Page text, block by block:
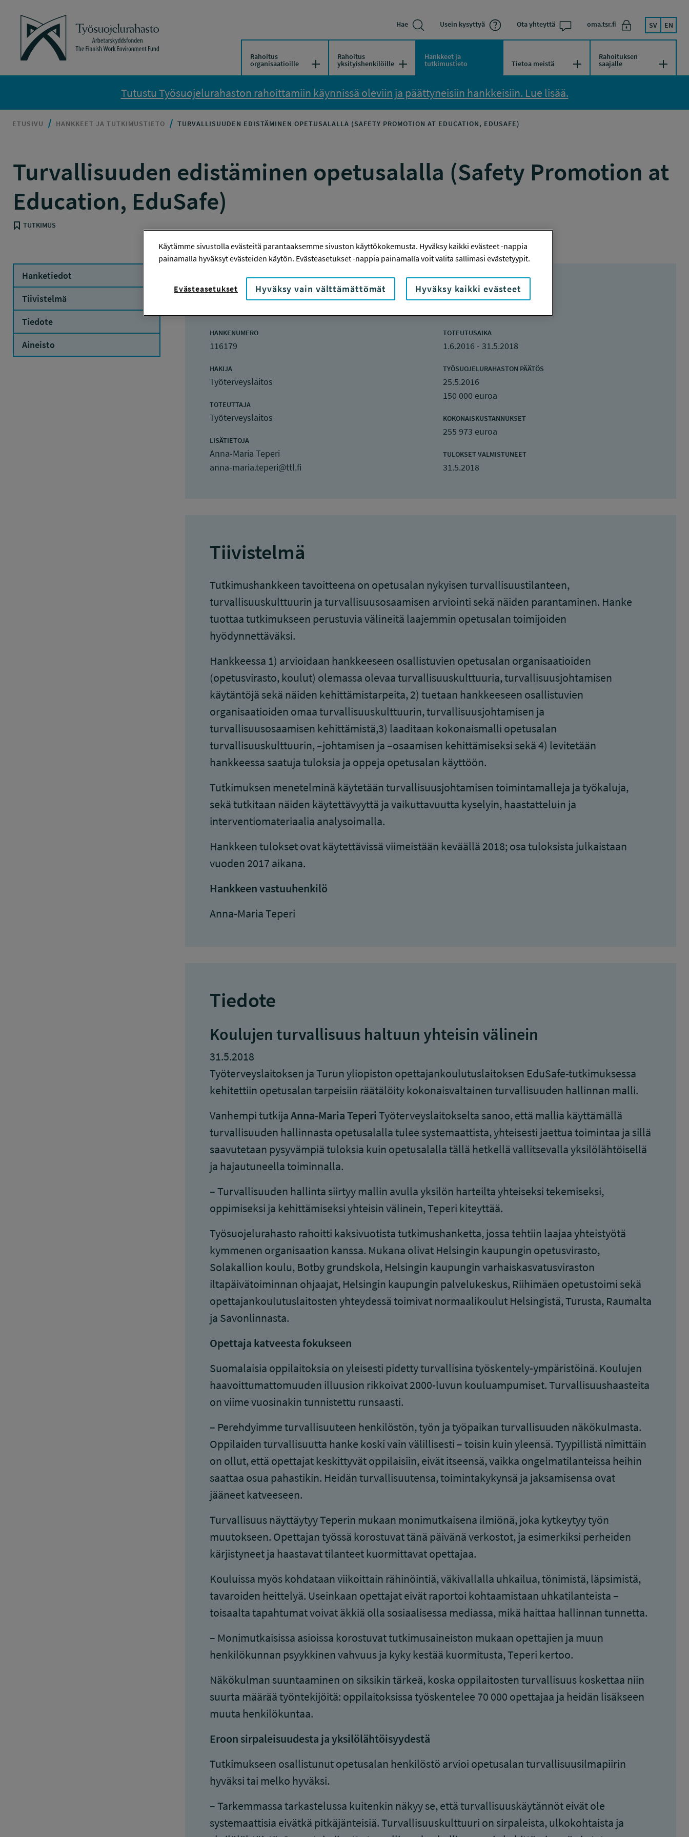
Työsuojelurahasto
Hae Usein kysyttyä Ota yhteyttä oma.tsr.fi SV EN
Rahoitus
organisaatioille Avaa/Sulje valikko
Rahoitus
yksityishenkilöille Avaa/Sulje valikko
Hankkeet ja
tutkimustieto Tietoa meistä Avaa/Sulje valikko
Rahoituksen
saajalle Avaa/
Tutustu Työsuojelurahaston rahoittamiin käynnissä oleviin ja päättyneisiin hankkeisiin. Lue lisää.
ETUSIVU HANKKEET JA TUTKIMUSTIETO TURVALLISUUDEN EDISTÄMINEN OPETUSALALLA (SAFETY PROMOTION AT EDUCATION, EDUSAFE)
Turvallisuuden edistäminen opetusalalla (Safety Promotion at
Education, EduSafe)
TUTKIMUS
Hanketiedot
Tiivistelmä
Tiedote
Aineisto
Hanketiedot
HANKENUMERO
116179
HAKIJA
Työterveyslaitos
TOTEUTTAJA
Työterveyslaitos
LISÄTIETOJA
Anna-Maria Teperi
anna-maria.teperi@ttl.fi
TOTEUTUSAIKA
1.6.2016 - 31.5.2018
TYÖSUOJELURAHASTON PÄÄTÖS
25.5.2016
150 000 euroa
KOKONAISKUSTANNUKSET
255 973 euroa
TULOKSET VALMISTUNEET
31.5.2018
Tiivistelmä
Tutkimushankkeen tavoitteena on opetusalan nykyisen turvallisuustilanteen,
turvallisuuskulttuurin ja turvallisuusosaamisen arviointi sekä näiden parantaminen. Hanke
tuottaa tutkimukseen perustuvia välineitä laajemmin opetusalan toimijoiden
hyödynnettäväksi.
Hankkeessa 1) arvioidaan hankkeeseen osallistuvien opetusalan organisaatioiden
(opetusvirasto, koulut) olemassa olevaa turvallisuuskulttuuria, turvallisuusjohtamisen
käytäntöjä sekä näiden kehittämistarpeita, 2) tuetaan hankkeeseen osallistuvien
organisaatioiden omaa turvallisuuskulttuurin, turvallisuusjohtamisen ja
turvallisuusosaamisen kehittämistä,3) laaditaan kokonaismalli opetusalan
turvallisuuskulttuurin, –johtamisen ja –osaamisen kehittämiseksi sekä 4) levitetään
hankkeessa saatuja tuloksia ja oppeja opetusalan käyttöön.
Tutkimuksen menetelminä käytetään turvallisuusjohtamisen toimintamalleja ja työkaluja,
sekä tutkitaan näiden käytettävyyttä ja vaikuttavuutta kyselyin, haastatteluin ja
interventiomateriaalia analysoimalla.
Hankkeen tulokset ovat käytettävissä viimeistään keväällä 2018; osa tuloksista julkaistaan
vuoden 2017 aikana.
Hankkeen vastuuhenkilö
Anna-Maria Teperi
Tiedote
Koulujen turvallisuus haltuun yhteisin välinein
31.5.2018
Työterveyslaitoksen ja Turun yliopiston opettajankoulutuslaitoksen EduSafe-tutkimuksessa
kehitettiin opetusalan tarpeisiin räätälöity kokonaisvaltainen turvallisuuden hallinnan malli.
Vanhempi tutkijaAnna-Maria TeperiTyöterveyslaitokselta sanoo, että mallia käyttämällä
turvallisuuden hallinnasta opetusalalla tulee systemaattista, yhteisesti jaettua toimintaa ja sillä
saavutetaan pysyvämpiä tuloksia kuin opetusalalla tällä hetkellä vallitsevalla yksilölähtöisellä
ja hajautuneella toiminnalla.
– Turvallisuuden hallinta siirtyy mallin avulla yksilön harteilta yhteiseksi tekemiseksi,
oppimiseksi ja kehittämiseksi yhteisin välinein, Teperi kiteyttää.
Työsuojelurahasto rahoitti kaksivuotista tutkimushanketta, jossa tehtiin laajaa yhteistyötä
kymmenen organisaation kanssa. Mukana olivat Helsingin kaupungin opetusvirasto,
Solakallion koulu, Botby grundskola, Helsingin kaupungin varhaiskasvatusviraston
iltapäivätoiminnan ohjaajat, Helsingin kaupungin palvelukeskus, Riihimäen opetustoimi sekä
opettajankoulutuslaitosten yhteydessä toimivat normaalikoulut Helsingistä, Turusta, Raumalta
ja Savonlinnasta.
Opettaja katveesta fokukseen
Suomalaisia oppilaitoksia on yleisesti pidetty turvallisina työskentely-ympäristöinä. Koulujen
haavoittumattomuuden illuusion rikkoivat 2000-luvun kouluampumiset. Turvallisuushaasteita
on viime vuosinakin tunnistettu runsaasti.
– Perehdyimme turvallisuuteen henkilöstön, työn ja työpaikan turvallisuuden näkökulmasta.
Oppilaiden turvallisuutta hanke koski vain välillisesti – toisin kuin yleensä. Tyypillistä nimittäin
on ollut, että opettajat keskittyvät oppilaisiin, eivät itseensä, vaikka ongelmatilanteissa heihin
saattaa osua pahastikin. Heidän turvallisuutensa, toimintakykynsä ja jaksamisensa ovat
jääneet katveeseen.
Turvallisuus näyttäytyy Teperin mukaan monimutkaisena ilmiönä, joka kytkeytyy työn
muutokseen. Opettajan työssä korostuvat tänä päivänä verkostot, ja esimerkiksi perheiden
kärjistyneet ja haastavat tilanteet kuormittavat opettajaa.
Kouluissa myös kohdataan viikoittain rähinöintiä, väkivallalla uhkailua, tönimistä, läpsimistä,
tavaroiden heittelyä. Useinkaan opettajat eivät raportoi kohtaamistaan uhkatilanteista –
toisaalta tapahtumat voivat äkkiä olla sosiaalisessa mediassa, mikä haittaa hallinnan tunnetta.
– Monimutkaisissa asioissa korostuvat tutkimusaineiston mukaan opettajien ja muun
henkilökunnan psyykkinen vahvuus ja kyky kestää kuormitusta, Teperi kertoo.
Näkökulman suuntaaminen on siksikin tärkeä, koska oppilaitosten turvallisuus koskettaa niin
suurta määrää työntekijöitä: oppilaitoksissa työskentelee 70 000 opettajaa ja heidän lisäkseen
muuta henkilökuntaa.
Eroon sirpaleisuudesta ja yksilölähtöisyydestä
Tutkimukseen osallistunut opetusalan henkilöstö arvioi opetusalan turvallisuusilmapiirin
hyväksi tai melko hyväksi.
– Tarkemmassa tarkastelussa kuitenkin näkyy se, että turvallisuuskäytännöt eivät ole
systemaattisia eivätkä pitkäjänteisiä. Turvallisuuskulttuuri on sirpaleista, ulkokohtaista ja
Käytämme sivustolla evästeitä parantaaksemme sivuston käyttökokemusta. Hyväksy kaikki evästeet -nappia
painamalla hyväksyt evästeiden käytön. Evästeasetukset -nappia painamalla voit valita sallimasi evästetyypit.
Hyväksy vain välttämättömät Hyväksy kaikki evästeet
Evästeasetukset